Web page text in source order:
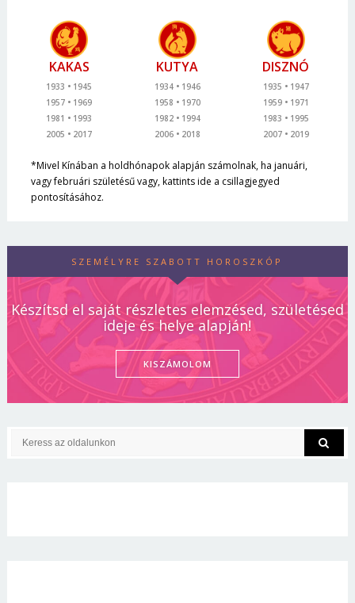
KAKAS
1933
1945
1957
1969
1981
1993
2005
2017
KUTYA
1934
1946
1958
1970
1982
1994
2006
2018
DISZNÓ
1935
1947
1959
1971
1983
1995
2007
2019
*Mivel Kínában a holdhónapok alapján számolnak, ha januári,
vagy februári születésű vagy, kattints ide a csillagjegyed
pontosításához.
SZEMÉLYRE SZABOTT HOROSZKÓP
Készítsd el saját részletes elemzésed, születésed
ideje és helye alapján!
KISZÁMOLOM